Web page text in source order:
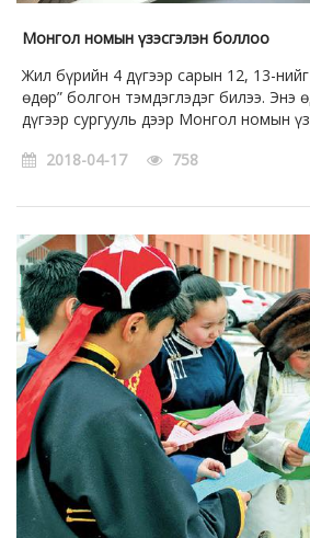
Монгол номын үзэсгэлэн боллоо
Жил бүрийн 4 дүгээр сарын 12, 13-
өдөр” болгон тэмдэглэдэг билээ. Энэ
дүгээр сургууль дээр Монгол номын
2018-04-17
758